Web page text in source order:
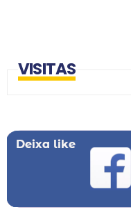
VISITAS